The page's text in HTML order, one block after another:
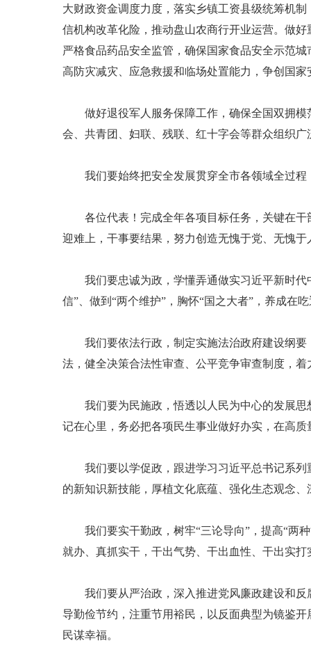
大财政资金调度力度，落实乡镇工资县级统筹机
信机构改革化险，推动盘山农商行开业运营。做
严格食品药品安全监管，确保国家食品安全示范
高防灾减灾、应急救援和临场处置能力，争创国家
做好退役军人服务保障工作，确保全国双拥模
会、共青团、妇联、残联、红十字会等群众组织
我们要始终把安全发展贯穿全市各领域全过程
各位代表！完成全年各项目标任务，关键在干
迎难上，干事要结果，努力创造无愧于党、无愧
我们要忠诚为政，学懂弄通做实习近平新时代
信”、做到“两个维护”，胸怀“国之大者”，养成在
我们要依法行政，制定实施法治政府建设纲要
法，健全决策合法性审查、公平竞争审查制度，
我们要为民施政，悟透以人民为中心的发展思
记在心里，务必把各项民生事业做好办实，在高
我们要以学促政，跟进学习习近平总书记系列
的新知识新技能，厚植文化底蕴、强化生态观念
我们要实干勤政，树牢“三论导向”，提高“两种
就办、真抓实干，干出气势、干出血性、干出实
我们要从严治政，深入推进党风廉政建设和反
导勤俭节约，注重节用裕民，以反面典型为镜鉴
民谋幸福。